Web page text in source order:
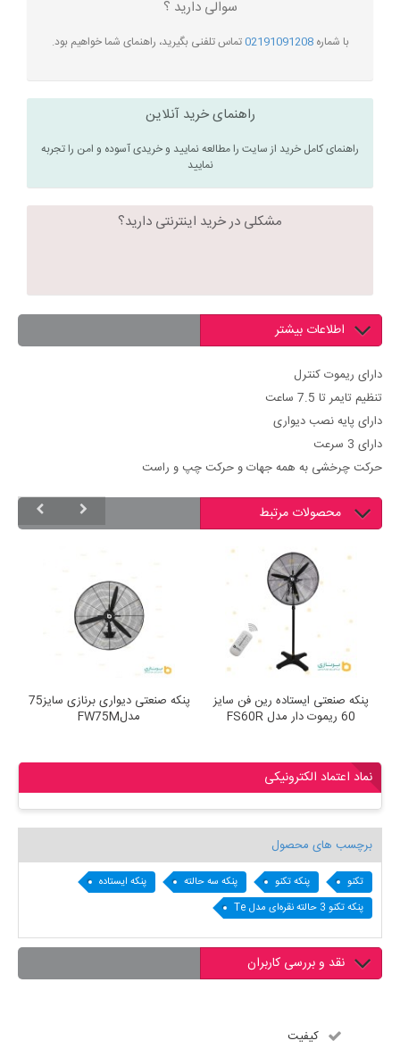
سوالی دارید ؟
با شماره02191091208تماس تلفنی بگیرید، راهنمای شما خواهیم بود.
راهنمای خرید آنلاین
راهنمای کامل خرید از سایت را مطالعه نمایید و خریدی آسوده و امن را تجربه
نمایید
مشکلی در خرید اینترنتی دارید؟
اطلاعات بیشتر
دارای ریموت کنترل
تنظیم تایمر تا 7.5 ساعت
دارای پایه نصب دیواری
دارای 3 سرعت
حرکت چرخشی به همه جهات و حرکت چپ و راست
محصولات مرتبط
پنکه صنعتی دیواری برنازی سایز75
مدلFW75M
پنکه صنعتی ایستاده رین فن سایز
60 ریموت دار مدل FS60R
نماد اعتماد الکترونیکی
برچسب های محصول
تکنو پنکه تکنو پنکه سه حالته
پنکه ایستاده
پنکه تکنو 3 حالته نقره‌ای مدل Te
نقد و بررسی کاربران
کیفیت